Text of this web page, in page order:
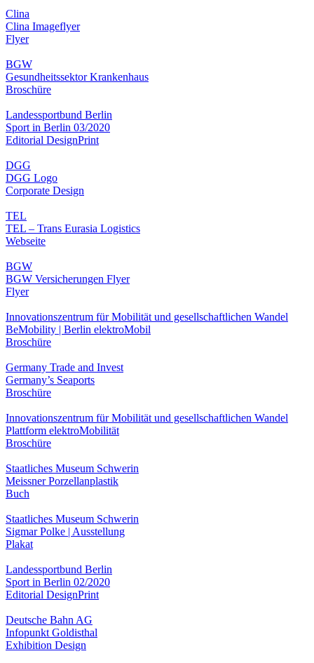
Clina
Clina Imageflyer
Flyer
BGW
Gesundheitssektor Krankenhaus
Broschüre
Landessportbund Berlin
Sport in Berlin 03/2020
Editorial DesignPrint
DGG
DGG Logo
Corporate Design
TEL
TEL – Trans Eurasia Logistics
Webseite
BGW
BGW Versicherungen Flyer
Flyer
Innovationszentrum für Mobilität und gesellschaftlichen Wandel
BeMobility | Berlin elektroMobil
Broschüre
Germany Trade and Invest
Germany’s Seaports
Broschüre
Innovationszentrum für Mobilität und gesellschaftlichen Wandel
Plattform elektroMobilität
Broschüre
Staatliches Museum Schwerin
Meissner Porzellanplastik
Buch
Staatliches Museum Schwerin
Sigmar Polke | Ausstellung
Plakat
Landessportbund Berlin
Sport in Berlin 02/2020
Editorial DesignPrint
Deutsche Bahn AG
Infopunkt Goldisthal
Exhibition Design